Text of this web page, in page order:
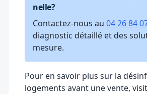
nelle?
Contactez-nous au 04 26 84
diagnostic détaillé et des
mesure.
Pour en savoir plus sur la
logements avant une vente,